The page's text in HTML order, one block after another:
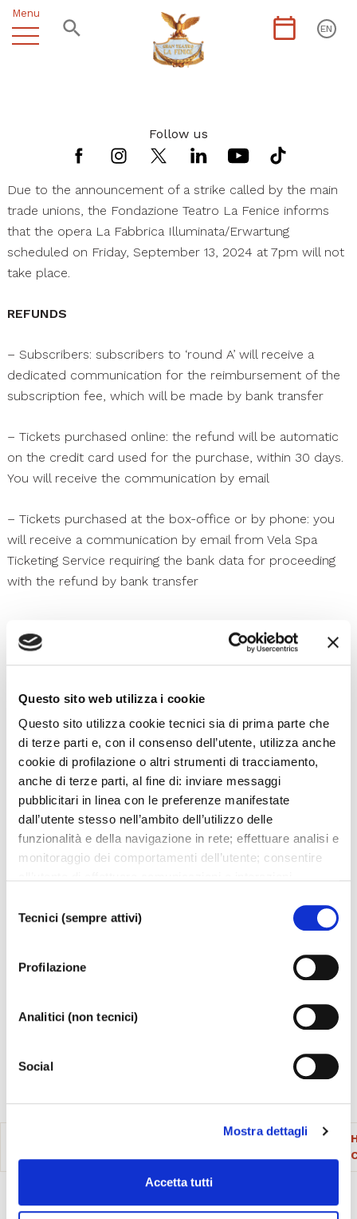
Questo sito web utilizza i cookie
Questo sito utilizza cookie tecnici sia di prima parte che
di terze parti e, con il consenso dell’utente, utilizza anche
cookie di profilazione o altri strumenti di tracciamento,
anche di terze parti, al fine di: inviare messaggi
pubblicitari in linea con le preferenze manifestate
dall’utente stesso nell’ambito dell’utilizzo delle
funzionalità e della navigazione in rete; effettuare analisi e
monitoraggio dei comportamenti dell’utente; consentire
TUTTI”, l’utente acconsente all’uso di tutti i cookie non
tecnici, inclusi quindi quelli di profilazione, analitici e
social. Il consenso è facoltativo e può essere revocato in
qualsiasi momento. Se l’utente desidera modificare le
sinistra dello schermo. Per sapere di più sui cookie che
da dove è
questo banner - cliccando sulla X in alto a destra -
richiedono il consenso, mantenendo le impostazioni di
delTecnici (sempre attivi)
Profilazione
Analitici (non tecnici)
Social
Mostra dettagli
Accetta tutti
Menu
EN
Follow us
Due to the announcement of a strike called by the main
trade unions, the Fondazione Teatro La Fenice informs
that the opera La Fabbrica Illuminata/Erwartung
scheduled on Friday, September 13, 2024 at 7pm will not
take place.
REFUNDS
– Subscribers: subscribers to ‘round A’ will receive a
dedicated communication for the reimbursement of the
subscription fee, which will be made by bank transfer
– Tickets purchased online: the refund will be automatic
on the credit card used for the purchase, within 30 days.
You will receive the communication by email
– Tickets purchased at the box-office or by phone: you
will receive a communication by email from Vela Spa
Ticketing Service requiring the bank data for proceeding
with the refund by bank transfer
Ticket information